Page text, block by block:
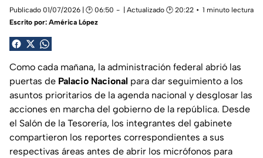
Publicado 01/07/2026 | 🕑 06:50 | Actualizado 🕑 20:22
1 minuto lectura
Escrito por: América López
Como cada mañana, la administración federal abrió las
puertas de Palacio Nacional para dar seguimiento a los
asuntos prioritarios de la agenda nacional y desglosar las
acciones en marcha del gobierno de la república. Desde
el Salón de la Tesorería, los integrantes del gabinete
compartieron los reportes correspondientes a sus
respectivas áreas antes de abrir los micrófonos para